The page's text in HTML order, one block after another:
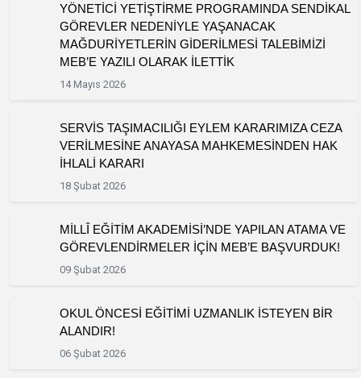
YÖNETİCİ YETİŞTİRME PROGRAMINDA SENDİKAL
GÖREVLER NEDENİYLE YAŞANACAK
MAĞDURİYETLERİN GİDERİLMESİ TALEBİMİZİ
MEB’E YAZILI OLARAK İLETTİK
14 Mayıs 2026
SERVİS TAŞIMACILIĞI EYLEM KARARIMIZA CEZA
VERİLMESİNE ANAYASA MAHKEMESİNDEN HAK
İHLALİ KARARI
18 Şubat 2026
MİLLÎ EĞİTİM AKADEMİSİ’NDE YAPILAN ATAMA VE
GÖREVLENDİRMELER İÇİN MEB’E BAŞVURDUK!
09 Şubat 2026
OKUL ÖNCESİ EĞİTİMİ UZMANLIK İSTEYEN BİR
ALANDIR!
06 Şubat 2026